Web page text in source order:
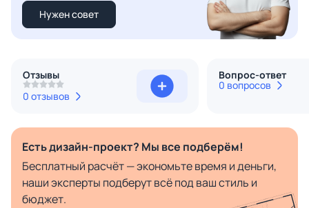
Нужен совет
Отзывы
0 отзывов
Вопрос-ответ
0 вопросов
Есть дизайн-проект? Мы все подберём!
Бесплатный расчёт — экономьте время и деньги,
наши эксперты подберут всё под ваш стиль и
бюджет.